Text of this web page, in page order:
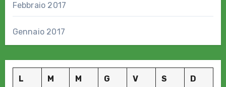
Febbraio 2017
Gennaio 2017
L M M G V S D